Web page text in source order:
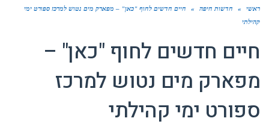
ראשי » חדשות חיפה »
חיים חדשים לחוף "כאן" – מפארק מים נטוש למרכז ספורט ימי
קהילתי
חיים חדשים לחוף "כאן" –
מפארק מים נטוש למרכז
ספורט ימי קהילתי